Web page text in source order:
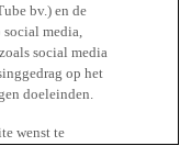
bv.) en de
media,
social media
op het
doeleinden.
wenst te